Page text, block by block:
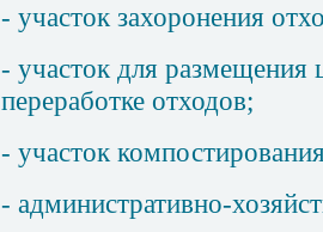
- участок захоронения
- участок для размещения
переработке отходов;
- участок
- административно-